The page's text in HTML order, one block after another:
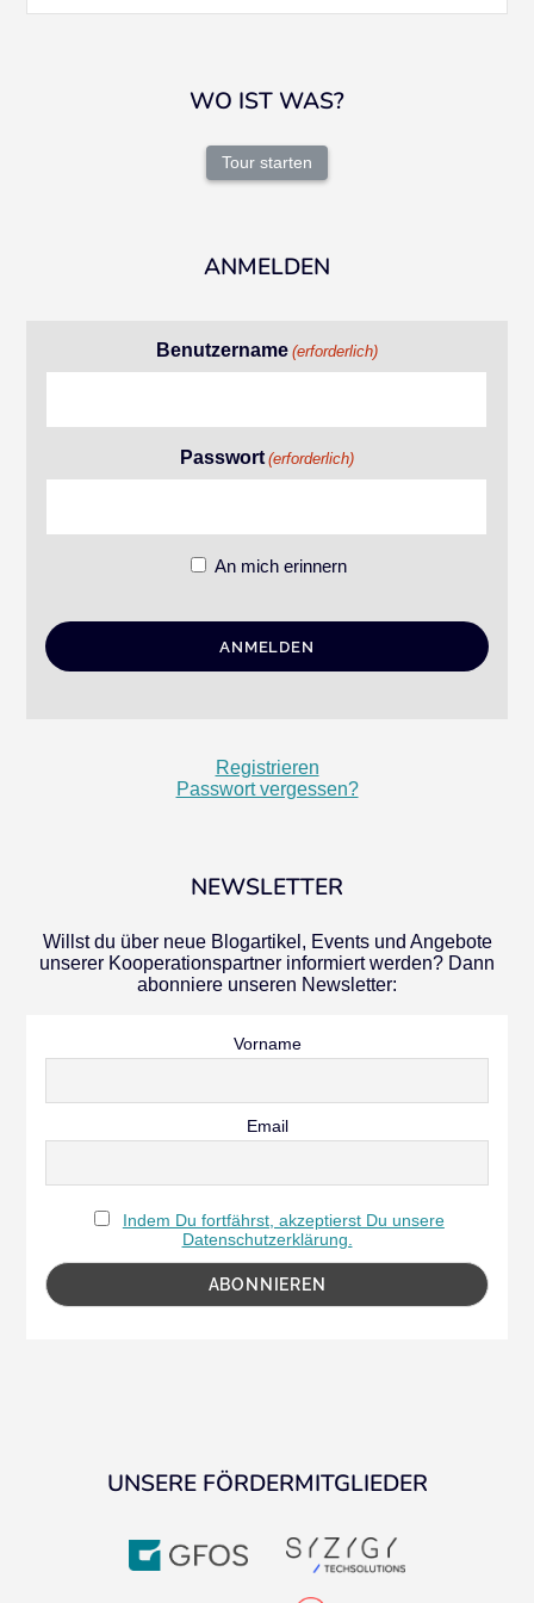
WO IST WAS?
Tour starten
ANMELDEN
Benutzername (erforderlich)
Passwort (erforderlich)
An mich erinnern
Registrieren
Passwort vergessen?
NEWSLETTER
Willst du über neue Blogartikel, Events und Angebote
unserer Kooperationspartner informiert werden? Dann
abonniere unseren Newsletter:
Vorname
Email
Indem Du fortfährst, akzeptierst Du unsere
Datenschutzerklärung.
UNSERE FÖRDERMITGLIEDER